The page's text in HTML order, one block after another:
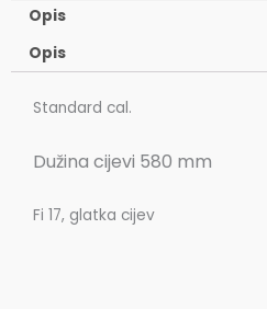
Opis
Opis
Standard cal.
Dužina cijevi 580 mm
Fi 17, glatka cijev